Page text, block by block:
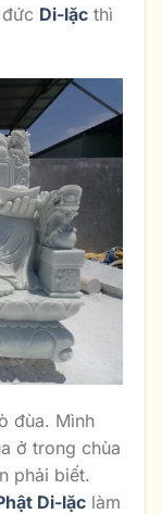
Di-lặc thì
đùa. Mình
ở trong chùa
phải biết.
Di-lặc làm